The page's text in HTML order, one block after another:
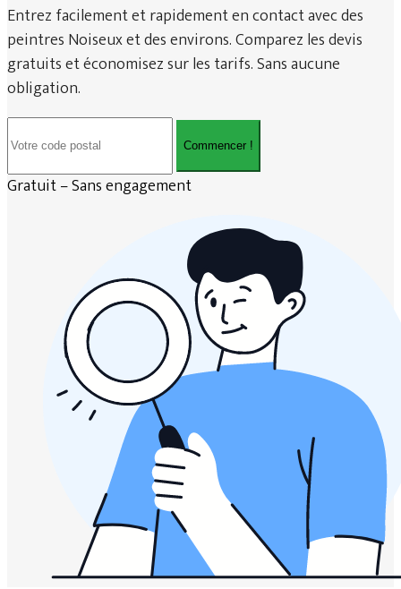
Entrez facilement et rapidement en contact avec des
peintres Noiseux et des environs. Comparez les devis
gratuits et économisez sur les tarifs. Sans aucune
obligation.
Commencer !
Gratuit – Sans engagement